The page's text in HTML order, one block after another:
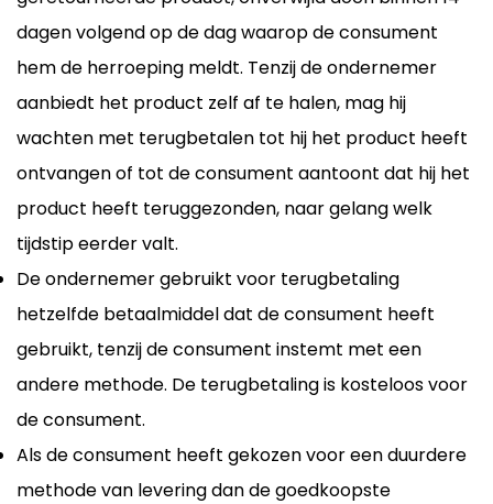
dagen volgend op de dag waarop de consument
hem de herroeping meldt. Tenzij de ondernemer
aanbiedt het product zelf af te halen, mag hij
wachten met terugbetalen tot hij het product heeft
ontvangen of tot de consument aantoont dat hij het
product heeft teruggezonden, naar gelang welk
tijdstip eerder valt.
De ondernemer gebruikt voor terugbetaling
hetzelfde betaalmiddel dat de consument heeft
gebruikt, tenzij de consument instemt met een
andere methode. De terugbetaling is kosteloos voor
de consument.
Als de consument heeft gekozen voor een duurdere
methode van levering dan de goedkoopste